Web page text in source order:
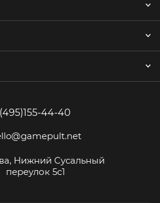
44-40
Нижний Сусальный
переулок 5с1